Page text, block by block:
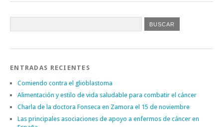
ENTRADAS RECIENTES
Comiendo contra el glioblastoma
Alimentación y estilo de vida saludable para combatir el cáncer
Charla de la doctora Fonseca en Zamora el 15 de noviembre
Las principales asociaciones de apoyo a enfermos de cáncer en